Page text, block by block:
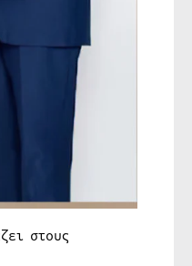
στους